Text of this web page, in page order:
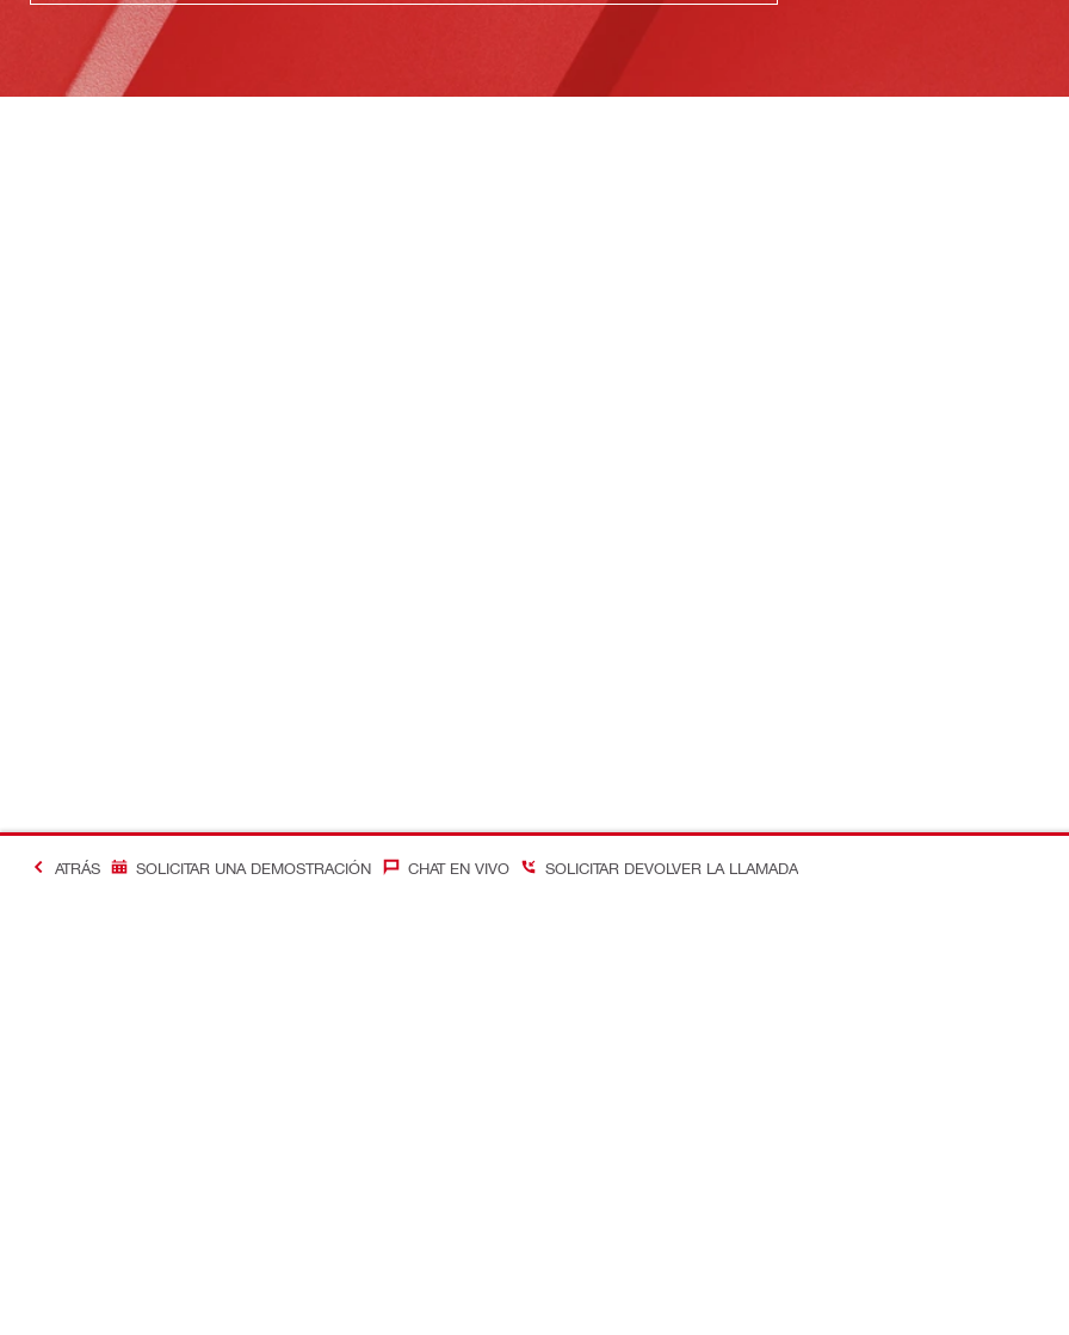
ATRÁS SOLICITAR UNA DEMOSTRACIÓN CHAT EN VIVO SOLICITAR DEVOLVER LA LLAMADA